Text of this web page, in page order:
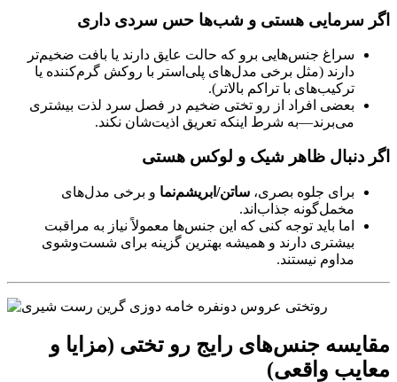
اگر سرمایی هستی و شب‌ها حس سردی داری
سراغ جنس‌هایی برو که حالت عایق دارند یا بافت ضخیم‌تر
دارند (مثل برخی مدل‌های پلی‌استر با روکش گرم‌کننده یا
ترکیب‌های با تراکم بالاتر).
بعضی افراد از رو تختی ضخیم در فصل سرد لذت بیشتری
می‌برند—به شرط اینکه تعریق اذیت‌شان نکند.
اگر دنبال ظاهر شیک و لوکس هستی
برای جلوه بصری، ساتن/ابریشم‌نما و برخی مدل‌های
مخمل‌گونه جذاب‌اند.
اما باید توجه کنی که این جنس‌ها معمولاً نیاز به مراقبت
بیشتری دارند و همیشه بهترین گزینه برای شست‌وشوی
مداوم نیستند.
مقایسه جنس‌های رایج رو تختی (مزایا و
معایب واقعی)